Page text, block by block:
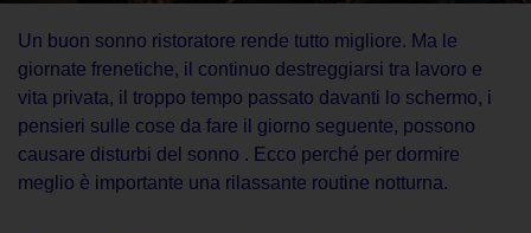
Un buon sonno ristoratore rende tutto migliore. Ma le
giornate frenetiche, il continuo destreggiarsi tra lavoro e
vita privata, il troppo tempo passato davanti lo schermo, i
pensieri sulle cose da fare il giorno seguente, possono
causare disturbi del sonno . Ecco perché per dormire
meglio è importante una rilassante routine notturna.